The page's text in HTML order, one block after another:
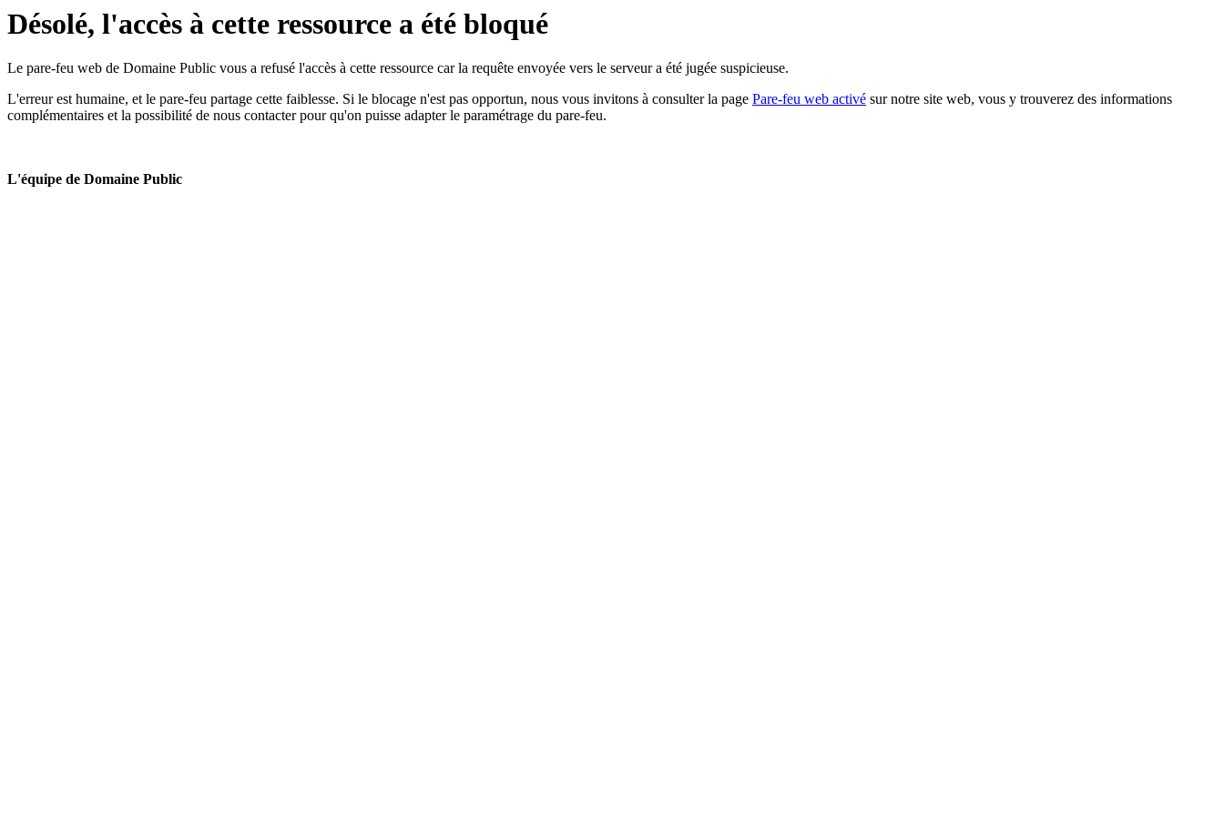
Désolé, l'accès à cette ressource a été bloqué
Le pare-feu web de Domaine Public vous a refusé l'accès à cette ressource car la requête envoyée vers le serveur a été jugée suspicieuse.
L'erreur est humaine, et le pare-feu partage cette faiblesse. Si le blocage n'est pas opportun, nous vous invitons à consulter la page Pare-feu web activé sur notre site web, vous y trouverez des informations
complémentaires et la possibilité de nous contacter pour qu'on puisse adapter le paramétrage du pare-feu.
L'équipe de Domaine Public